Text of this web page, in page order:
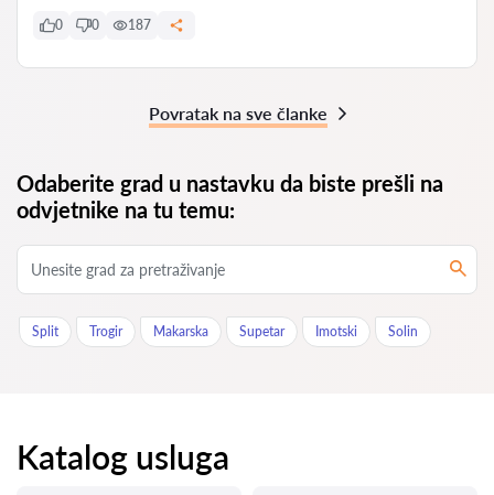
0 0 187
Povratak na sve članke
Odaberite grad u nastavku da biste prešli na
odvjetnike na tu temu:
Split Trogir Makarska Supetar Imotski Solin
Katalog usluga